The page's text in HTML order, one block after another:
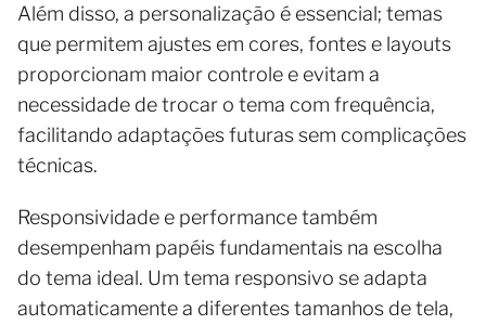
Além disso, a personalização é essencial; temas
que permitem ajustes em cores, fontes e layouts
proporcionam maior controle e evitam a
necessidade de trocar o tema com frequência,
facilitando adaptações futuras sem complicações
técnicas.
Responsividade e performance também
desempenham papéis fundamentais na escolha
do tema ideal. Um tema responsivo se adapta
automaticamente a diferentes tamanhos de tela,